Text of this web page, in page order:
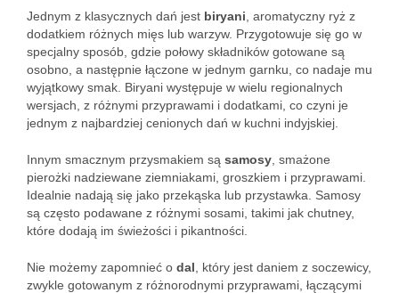
Jednym z klasycznych dań jest biryani , aromatyczny ryż z
dodatkiem różnych mięs lub warzyw. Przygotowuje się go w
specjalny sposób, gdzie połowy składników gotowane są
osobno, a następnie łączone w jednym garnku, co nadaje mu
wyjątkowy smak. Biryani występuje w wielu regionalnych
wersjach, z różnymi przyprawami i dodatkami, co czyni je
jednym z najbardziej cenionych dań w kuchni indyjskiej.
Innym smacznym przysmakiem są samosy , smażone
pierożki nadziewane ziemniakami, groszkiem i przyprawami.
Idealnie nadają się jako przekąska lub przystawka. Samosy
są często podawane z różnymi sosami, takimi jak chutney,
które dodają im świeżości i pikantności.
Nie możemy zapomnieć o dal , który jest daniem z soczewicy,
zwykle gotowanym z różnorodnymi przyprawami, łączącymi